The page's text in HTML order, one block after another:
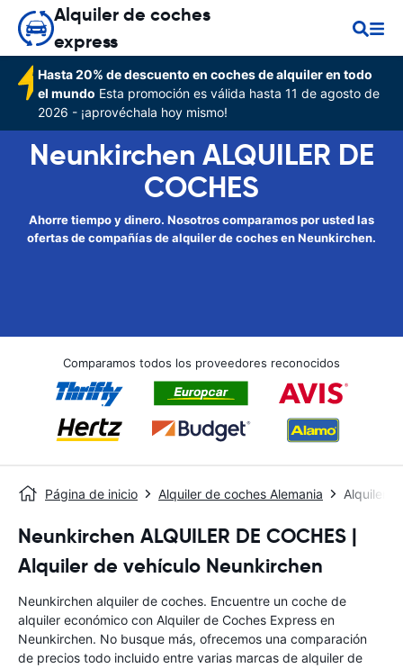
Alquiler de coches
express
Hasta 20% de descuento en coches de alquiler en todo
el mundo Esta promoción es válida hasta 11 de agosto de
2026 - ¡aprovéchala hoy mismo!
Neunkirchen ALQUILER DE
COCHES
Ahorre tiempo y dinero. Nosotros comparamos por usted las
ofertas de compañías de alquiler de coches en Neunkirchen.
Comparamos todos los proveedores reconocidos
Página de inicio Alquiler de coches Alemania Alquiler
Neunkirchen ALQUILER DE COCHES |
Alquiler de vehículo Neunkirchen
Neunkirchen alquiler de coches. Encuentre un coche de
alquiler económico con Alquiler de Coches Express en
Neunkirchen. No busque más, ofrecemos una comparación
de precios todo incluido entre varias marcas de alquiler de